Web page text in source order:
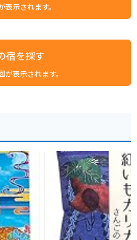
示されます。
宿を探す
表示されます。